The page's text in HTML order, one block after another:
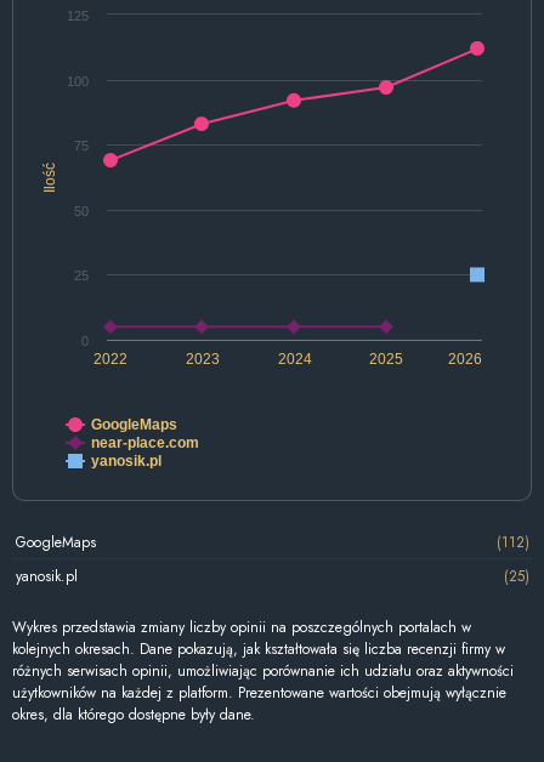
Ilość
2022 2024 2026
2023 2025
0
25
50
75
100
125
GoogleMaps
near-place.com
yanosik.pl
GoogleMaps
(112)
yanosik.pl
(25)
Wykres przedstawia zmiany liczby opinii na poszczególnych portalach w
kolejnych okresach. Dane pokazują, jak kształtowała się liczba recenzji firmy w
różnych serwisach opinii, umożliwiając porównanie ich udziału oraz aktywności
użytkowników na każdej z platform. Prezentowane wartości obejmują wyłącznie
okres, dla którego dostępne były dane.